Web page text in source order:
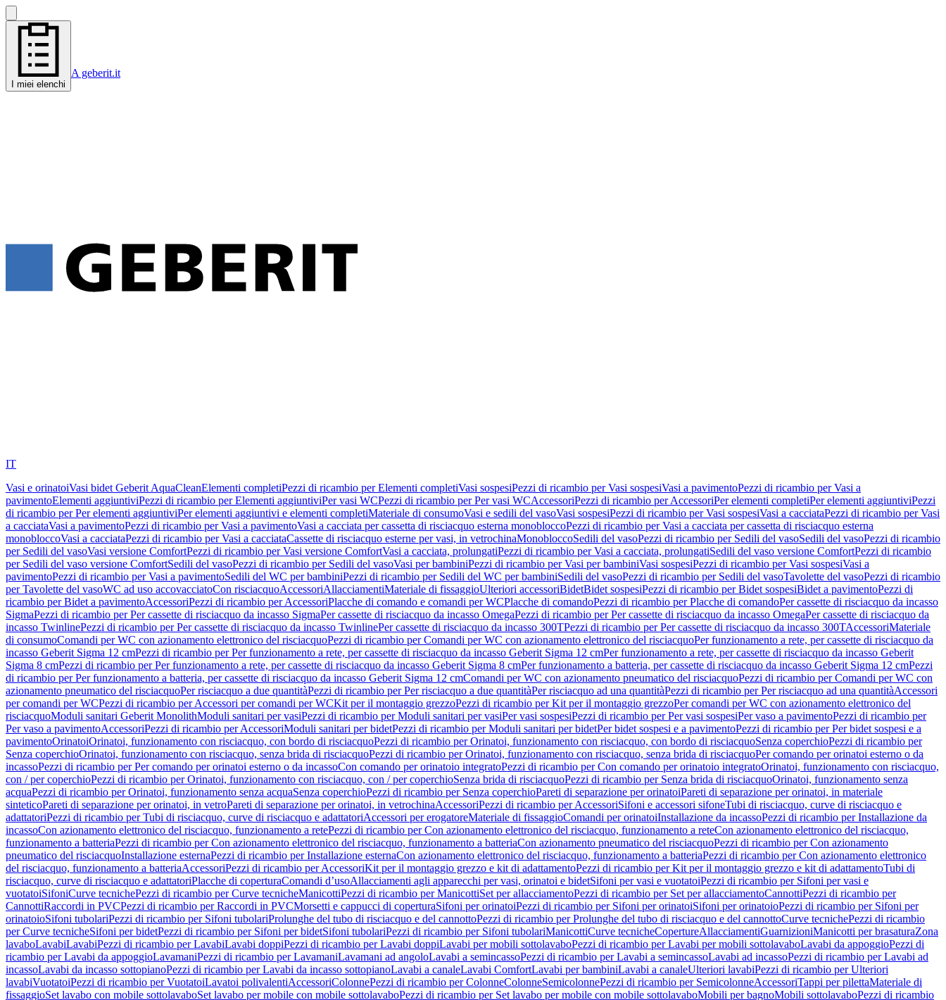
I miei elenchi
A geberit.it
IT
Vasi e orinatoiVasi bidet Geberit AquaCleanElementi completiPezzi di ricambio per Elementi completiVasi sospesiPezzi di ricambio per Vasi sospesiVasi a pavimentoPezzi di ricambio per Vasi a
pavimentoElementi aggiuntiviPezzi di ricambio per Elementi aggiuntiviPer vasi WCPezzi di ricambio per Per vasi WCAccessoriPezzi di ricambio per AccessoriPer elementi completiPer elementi aggiuntiviPezzi
di ricambio per Per elementi aggiuntiviPer elementi aggiuntivi e elementi completiMateriale di consumoVasi e sedili del vasoVasi sospesiPezzi di ricambio per Vasi sospesiVasi a cacciataPezzi di ricambio per Vasi
a cacciataVasi a pavimentoPezzi di ricambio per Vasi a pavimentoVasi a cacciata per cassetta di risciacquo esterna monobloccoPezzi di ricambio per Vasi a cacciata per cassetta di risciacquo esterna
monobloccoVasi a cacciataPezzi di ricambio per Vasi a cacciataCassette di risciacquo esterne per vasi, in vetrochinaMonobloccoSedili del vasoPezzi di ricambio per Sedili del vasoSedili del vasoPezzi di ricambio
per Sedili del vasoVasi versione ComfortPezzi di ricambio per Vasi versione ComfortVasi a cacciata, prolungatiPezzi di ricambio per Vasi a cacciata, prolungatiSedili del vaso versione ComfortPezzi di ricambio
per Sedili del vaso versione ComfortSedili del vasoPezzi di ricambio per Sedili del vasoVasi per bambiniPezzi di ricambio per Vasi per bambiniVasi sospesiPezzi di ricambio per Vasi sospesiVasi a
pavimentoPezzi di ricambio per Vasi a pavimentoSedili del WC per bambiniPezzi di ricambio per Sedili del WC per bambiniSedili del vasoPezzi di ricambio per Sedili del vasoTavolette del vasoPezzi di ricambio
per Tavolette del vasoWC ad uso accovacciatoCon risciacquoAccessoriAllacciamentiMateriale di fissaggioUlteriori accessoriBidetBidet sospesiPezzi di ricambio per Bidet sospesiBidet a pavimentoPezzi di
ricambio per Bidet a pavimentoAccessoriPezzi di ricambio per AccessoriPlacche di comando e comandi per WCPlacche di comandoPezzi di ricambio per Placche di comandoPer cassette di risciacquo da incasso
SigmaPezzi di ricambio per Per cassette di risciacquo da incasso SigmaPer cassette di risciacquo da incasso OmegaPezzi di ricambio per Per cassette di risciacquo da incasso OmegaPer cassette di risciacquo da
incasso TwinlinePezzi di ricambio per Per cassette di risciacquo da incasso TwinlinePer cassette di risciacquo da incasso 300TPezzi di ricambio per Per cassette di risciacquo da incasso 300TAccessoriMateriale
di consumoComandi per WC con azionamento elettronico del risciacquoPezzi di ricambio per Comandi per WC con azionamento elettronico del risciacquoPer funzionamento a rete, per cassette di risciacquo da
incasso Geberit Sigma 12 cmPezzi di ricambio per Per funzionamento a rete, per cassette di risciacquo da incasso Geberit Sigma 12 cmPer funzionamento a rete, per cassette di risciacquo da incasso Geberit
Sigma 8 cmPezzi di ricambio per Per funzionamento a rete, per cassette di risciacquo da incasso Geberit Sigma 8 cmPer funzionamento a batteria, per cassette di risciacquo da incasso Geberit Sigma 12 cmPezzi
di ricambio per Per funzionamento a batteria, per cassette di risciacquo da incasso Geberit Sigma 12 cmComandi per WC con azionamento pneumatico del risciacquoPezzi di ricambio per Comandi per WC con
azionamento pneumatico del risciacquoPer risciacquo a due quantitàPezzi di ricambio per Per risciacquo a due quantitàPer risciacquo ad una quantitàPezzi di ricambio per Per risciacquo ad una quantitàAccessori
per comandi per WCPezzi di ricambio per Accessori per comandi per WCKit per il montaggio grezzoPezzi di ricambio per Kit per il montaggio grezzoPer comandi per WC con azionamento elettronico del
risciacquoModuli sanitari Geberit MonolithModuli sanitari per vasiPezzi di ricambio per Moduli sanitari per vasiPer vasi sospesiPezzi di ricambio per Per vasi sospesiPer vaso a pavimentoPezzi di ricambio per
Per vaso a pavimentoAccessoriPezzi di ricambio per AccessoriModuli sanitari per bidetPezzi di ricambio per Moduli sanitari per bidetPer bidet sospesi e a pavimentoPezzi di ricambio per Per bidet sospesi e a
pavimentoOrinatoiOrinatoi, funzionamento con risciacquo, con bordo di risciacquoPezzi di ricambio per Orinatoi, funzionamento con risciacquo, con bordo di risciacquoSenza coperchioPezzi di ricambio per
Senza coperchioOrinatoi, funzionamento con risciacquo, senza brida di risciacquoPezzi di ricambio per Orinatoi, funzionamento con risciacquo, senza brida di risciacquoPer comando per orinatoi esterno o da
incassoPezzi di ricambio per Per comando per orinatoi esterno o da incassoCon comando per orinatoio integratoPezzi di ricambio per Con comando per orinatoio integratoOrinatoi, funzionamento con risciacquo,
con / per coperchioPezzi di ricambio per Orinatoi, funzionamento con risciacquo, con / per coperchioSenza brida di risciacquoPezzi di ricambio per Senza brida di risciacquoOrinatoi, funzionamento senza
acquaPezzi di ricambio per Orinatoi, funzionamento senza acquaSenza coperchioPezzi di ricambio per Senza coperchioPareti di separazione per orinatoiPareti di separazione per orinatoi, in materiale
sinteticoPareti di separazione per orinatoi, in vetroPareti di separazione per orinatoi, in vetrochinaAccessoriPezzi di ricambio per AccessoriSifoni e accessori sifoneTubi di risciacquo, curve di risciacquo e
adattatoriPezzi di ricambio per Tubi di risciacquo, curve di risciacquo e adattatoriAccessori per erogatoreMateriale di fissaggioComandi per orinatoiInstallazione da incassoPezzi di ricambio per Installazione da
incassoCon azionamento elettronico del risciacquo, funzionamento a retePezzi di ricambio per Con azionamento elettronico del risciacquo, funzionamento a reteCon azionamento elettronico del risciacquo,
funzionamento a batteriaPezzi di ricambio per Con azionamento elettronico del risciacquo, funzionamento a batteriaCon azionamento pneumatico del risciacquoPezzi di ricambio per Con azionamento
pneumatico del risciacquoInstallazione esternaPezzi di ricambio per Installazione esternaCon azionamento elettronico del risciacquo, funzionamento a batteriaPezzi di ricambio per Con azionamento elettronico
del risciacquo, funzionamento a batteriaAccessoriPezzi di ricambio per AccessoriKit per il montaggio grezzo e kit di adattamentoPezzi di ricambio per Kit per il montaggio grezzo e kit di adattamentoTubi di
risciacquo, curve di risciacquo e adattatoriPlacche di coperturaComandi d’usoAllacciamenti agli apparecchi per vasi, orinatoi e bidetSifoni per vasi e vuotatoiPezzi di ricambio per Sifoni per vasi e
vuotatoiSifoniCurve tecnichePezzi di ricambio per Curve tecnicheManicottiPezzi di ricambio per ManicottiSet per allacciamentoPezzi di ricambio per Set per allacciamentoCannottiPezzi di ricambio per
CannottiRaccordi in PVCPezzi di ricambio per Raccordi in PVCMorsetti e cappucci di coperturaSifoni per orinatoiPezzi di ricambio per Sifoni per orinatoiSifoni per orinatoioPezzi di ricambio per Sifoni per
orinatoioSifoni tubolariPezzi di ricambio per Sifoni tubolariProlunghe del tubo di risciacquo e del cannottoPezzi di ricambio per Prolunghe del tubo di risciacquo e del cannottoCurve tecnichePezzi di ricambio
per Curve tecnicheSifoni per bidetPezzi di ricambio per Sifoni per bidetSifoni tubolariPezzi di ricambio per Sifoni tubolariManicottiCurve tecnicheCopertureAllacciamentiGuarnizioniManicotti per brasaturaZona
lavaboLavabiLavabiPezzi di ricambio per LavabiLavabi doppiPezzi di ricambio per Lavabi doppiLavabi per mobili sottolavaboPezzi di ricambio per Lavabi per mobili sottolavaboLavabi da appoggioPezzi di
ricambio per Lavabi da appoggioLavamaniPezzi di ricambio per LavamaniLavamani ad angoloLavabi a semincassoPezzi di ricambio per Lavabi a semincassoLavabi ad incassoPezzi di ricambio per Lavabi ad
incassoLavabi da incasso sottopianoPezzi di ricambio per Lavabi da incasso sottopianoLavabi a canaleLavabi ComfortLavabi per bambiniLavabi a canaleUlteriori lavabiPezzi di ricambio per Ulteriori
lavabiVuotatoiPezzi di ricambio per VuotatoiLavatoi polivalentiAccessoriColonnePezzi di ricambio per ColonneColonneSemicolonnePezzi di ricambio per SemicolonneAccessoriTappi per pilettaMateriale di
fissaggioSet lavabo con mobile sottolavaboSet lavabo per mobile con mobile sottolavaboPezzi di ricambio per Set lavabo per mobile con mobile sottolavaboMobili per bagnoMobili sottolavaboPezzi di ricambio